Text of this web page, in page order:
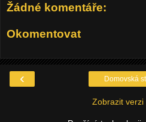
Žádné komentáře:
Okomentovat
‹ Domovská
Zobrazit verzi